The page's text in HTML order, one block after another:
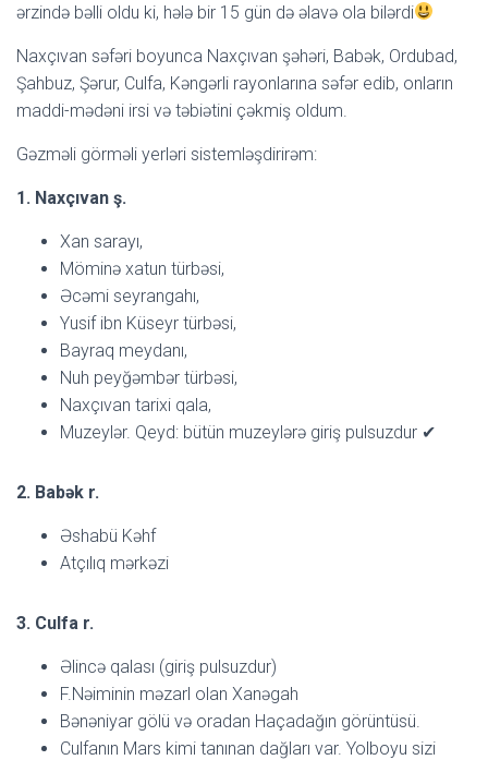
ərzində bəlli oldu ki, hələ bir 15 gün də əlavə ola bilərdi
Naxçıvan səfəri boyunca Naxçıvan şəhəri, Babək, Ordubad,
Şahbuz, Şərur, Culfa, Kəngərli rayonlarına səfər edib, onların
maddi-mədəni irsi və təbiətini çəkmiş oldum.
Gəzməli görməli yerləri sistemləşdirirəm:
1. Naxçıvan ş.
Xan sarayı,
Möminə xatun türbəsi,
Əcəmi seyrangahı,
Yusif ibn Küseyr türbəsi,
Bayraq meydanı,
Nuh peyğəmbər türbəsi,
Naxçıvan tarixi qala,
Muzeylər. Qeyd: bütün muzeylərə giriş pulsuzdur ✔
2. Babək r.
Əshabü Kəhf
Atçılıq mərkəzi
3. Culfa r.
Əlincə qalası (giriş pulsuzdur)
F.Nəiminin məzarl olan Xanəgah
Bənəniyar gölü və oradan Haçadağın görüntüsü.
Culfanın Mars kimi tanınan dağları var. Yolboyu sizi